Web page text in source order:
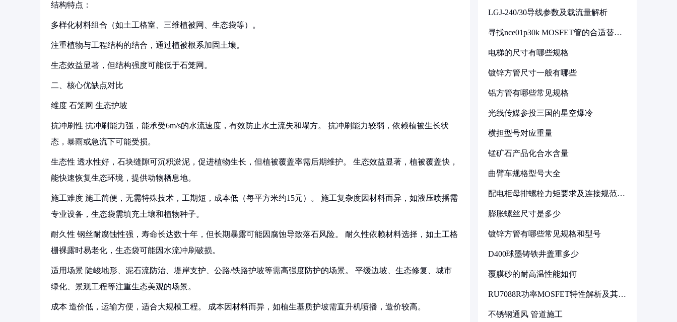
结构特点：
多样化材料组合（如土工格室、三维植被网、生态袋等）。
注重植物与工程结构的结合，通过植被根系加固土壤。
生态效益显著，但结构强度可能低于石笼网。
二、核心优缺点对比
维度 石笼网 生态护坡
抗冲刷性 抗冲刷能力强，能承受6m/s的水流速度，有效防止水土流失和塌方。 抗冲刷能力较弱，依赖植被生长状
态，暴雨或急流下可能受损。
生态性 透水性好，石块缝隙可沉积淤泥，促进植物生长，但植被覆盖率需后期维护。 生态效益显著，植被覆盖快，
能快速恢复生态环境，提供动物栖息地。
施工难度 施工简便，无需特殊技术，工期短，成本低（每平方米约15元）。 施工复杂度因材料而异，如液压喷播需
专业设备，生态袋需填充土壤和植物种子。
耐久性 钢丝耐腐蚀性强，寿命长达数十年，但长期暴露可能因腐蚀导致落石风险。 耐久性依赖材料选择，如土工格
栅裸露时易老化，生态袋可能因水流冲刷破损。
适用场景 陡峻地形、泥石流防治、堤岸支护、公路/铁路护坡等需高强度防护的场景。 平缓边坡、生态修复、城市
绿化、景观工程等注重生态美观的场景。
成本 造价低，运输方便，适合大规模工程。 成本因材料而异，如植生基质护坡需直升机喷播，造价较高。
LGJ-240/30导线参数及载流量解析
寻找nce01p30k MOSFET管的合适替代
电梯的尺寸有哪些规格
镀锌方管尺寸一般有哪些
铝方管有哪些常见规格
光线传媒参投三国的星空爆冷
横担型号对应重量
锰矿石产品化合水含量
曲臂车规格型号大全
配电柜母排螺栓力矩要求及连接规范详
膨胀螺丝尺寸是多少
镀锌方管有哪些常见规格和型号
D400球墨铸铁井盖重多少
覆膜砂的耐高温性能如何
RU7088R功率MOSFET特性解析及其在
不锈钢通风 管道施工